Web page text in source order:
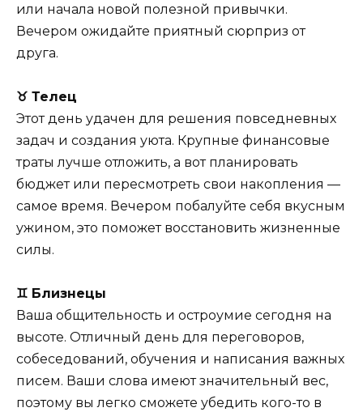
или начала новой полезной привычки.
Вечером ожидайте приятный сюрприз от
друга.
♉ Телец
Этот день удачен для решения повседневных
задач и создания уюта. Крупные финансовые
траты лучше отложить, а вот планировать
бюджет или пересмотреть свои накопления —
самое время. Вечером побалуйте себя вкусным
ужином, это поможет восстановить жизненные
силы.
♊ Близнецы
Ваша общительность и остроумие сегодня на
высоте. Отличный день для переговоров,
собеседований, обучения и написания важных
писем. Ваши слова имеют значительный вес,
поэтому вы легко сможете убедить кого-то в